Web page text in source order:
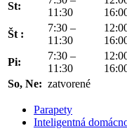
St:
11:30
Št :
7:30 –
11:30
Pi:
7:30 –
11:30
So, Ne: zatvorené
Parapety
Inteligentná